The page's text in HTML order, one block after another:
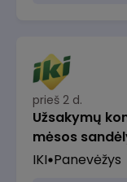
prieš 2 d.
Užsakymų
mėsos
IKI Panevėžys